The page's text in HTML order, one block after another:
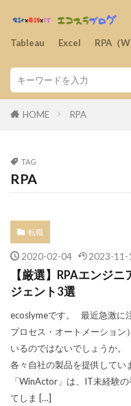
Tableau Excel RPA（
HOME RPA
TAG
RPA
転職
2020-02-04 2023-11-
【厳選】RPAエンジ
ジェント3選
ecoslymeです。 最近急激に
プロセス・オートメーショ
いるのではないでしょうか
各々自社の製品を提供して
「WinActor」は、IT未経験
てしま […]